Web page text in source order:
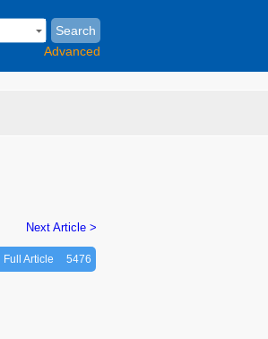
Search
Advanced
Next Article >
Full Article 5476